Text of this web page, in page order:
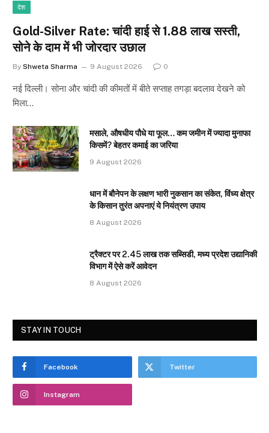
देश
Gold-Silver Rate: चांदी हाई से ₹1.88 लाख सस्ती,
सोने के दाम में भी जोरदार उछाल
By Shweta Sharma 9 August 2026 0
नई दिल्ली। सोना और चांदी की कीमतों में बीते सप्ताह तगड़ा बदलाव देखने को
मिला…
मसाले, औषधीय पौधे या फूल… कम जमीन में ज्यादा मुनाफा
किसमें? बेहतर कमाई का जरिया
9 August 2026
धान में बौनेपन के लक्षण भारी नुकसान का संकेत, विंध्य क्षेत्र
के किसान तुरंत अपनाएं ये नियंत्रण उपाय
8 August 2026
ट्रैक्टर पर 2.45 लाख तक सब्सिडी, मध्य प्रदेश उद्यानिकी
विभाग में ऐसे करें आवेदन
8 August 2026
STAY IN TOUCH
Facebook Twitter
Instagram